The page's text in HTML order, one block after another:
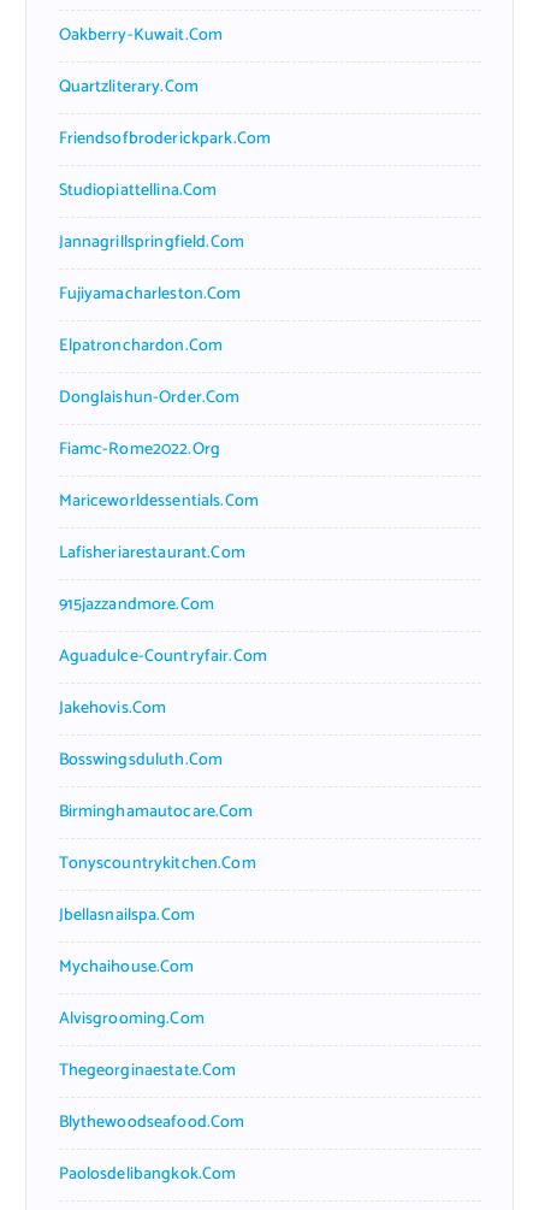
Oakberry-Kuwait.com
Quartzliterary.com
Friendsofbroderickpark.com
Studiopiattellina.com
Jannagrillspringfield.com
Fujiyamacharleston.com
Elpatronchardon.com
Donglaishun-Order.com
Fiamc-Rome2022.org
Mariceworldessentials.com
Lafisheriarestaurant.com
915jazzandmore.com
Aguadulce-Countryfair.com
Jakehovis.com
Bosswingsduluth.com
Birminghamautocare.com
Tonyscountrykitchen.com
Jbellasnailspa.com
Mychaihouse.com
Alvisgrooming.com
Thegeorginaestate.com
Blythewoodseafood.com
Paolosdelibangkok.com